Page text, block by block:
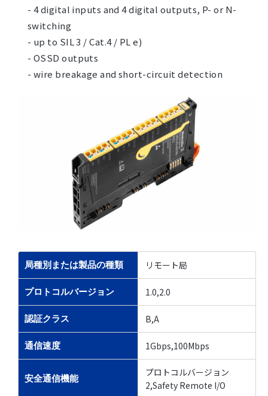
- 4 digital inputs and 4 digital outputs, P- or N-
switching
- up to SIL 3 / Cat.4 / PL e)
- OSSD outputs
- wire breakage and short-circuit detection
局種別または製品の種類 リモート局
プロトコルバージョン 1.0,2.0
認証クラス B,A
通信速度 1Gbps,100Mbps
安全通信機能
プロトコルバージョン
2,Safety Remote I/O